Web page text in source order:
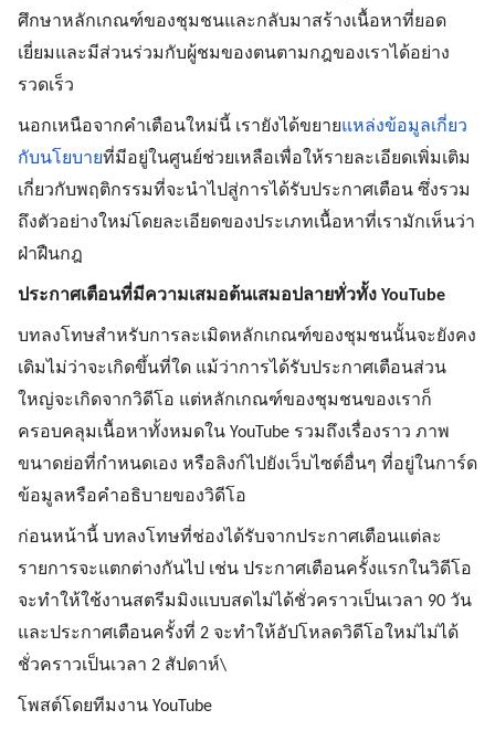
ศึกษาหลักเกณฑ์ของชุมชนและกลับมาสร้างเนื้อหาที่ยอด
เยี่ยมและมีส่วนร่วมกับผู้ชมของตนตามกฎของเราได้อย่าง
รวดเร็ว
นอกเหนือจากคำเตือนใหม่นี้ เรายังได้ขยายแหล่งข้อมูลเกี่ยว
กับนโยบายที่มีอยู่ในศูนย์ช่วยเหลือเพื่อให้รายละเอียดเพิ่มเติม
เกี่ยวกับพฤติกรรมที่จะนำไปสู่การได้รับประกาศเตือน ซึ่งรวม
ถึงตัวอย่างใหม่โดยละเอียดของประเภทเนื้อหาที่เรามักเห็นว่า
ฝ่าฝืนกฎ
ประกาศเตือนที่มีความเสมอต้นเสมอปลายทั่วทั้ง YouTube
บทลงโทษสำหรับการละเมิดหลักเกณฑ์ของชุมชนนั้นจะยังคง
เดิมไม่ว่าจะเกิดขึ้นที่ใด แม้ว่าการได้รับประกาศเตือนส่วน
ใหญ่จะเกิดจากวิดีโอ แต่หลักเกณฑ์ของชุมชนของเราก็
ครอบคลุมเนื้อหาทั้งหมดใน YouTube รวมถึงเรื่องราว ภาพ
ขนาดย่อที่กำหนดเอง หรือลิงก์ไปยังเว็บไซต์อื่นๆ ที่อยู่ในการ์ด
ข้อมูลหรือคำอธิบายของวิดีโอ
ก่อนหน้านี้ บทลงโทษที่ช่องได้รับจากประกาศเตือนแต่ละ
รายการจะแตกต่างกันไป เช่น ประกาศเตือนครั้งแรกในวิดีโอ
จะทำให้ใช้งานสตรีมมิงแบบสดไม่ได้ชั่วคราวเป็นเวลา 90 วัน
และประกาศเตือนครั้งที่ 2 จะทำให้อัปโหลดวิดีโอใหม่ไม่ได้
ชั่วคราวเป็นเวลา 2 สัปดาห์\
โพสต์โดยทีมงาน YouTube